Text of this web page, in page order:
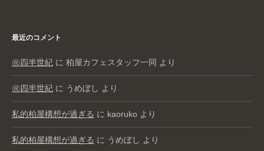
最近のコメント
㊗️四半世紀 に 柏屋カフェスタッフ一同 より
㊗️四半世紀 に うめぼし より
私的柏屋構想が過ぎる に kaoruko より
私的柏屋構想が過ぎる に うめぼし より